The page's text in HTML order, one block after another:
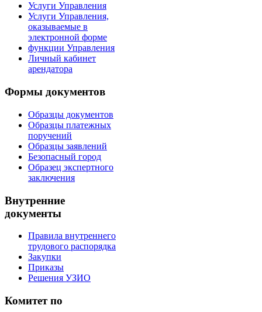
Услуги Управления
Услуги Управления,
оказываемые в
электронной форме
функции Управления
Личный кабинет
арендатора
Формы документов
Образцы документов
Образцы платежных
поручений
Образцы заявлений
Безопасный город
Образец экспертного
заключения
Внутренние
документы
Правила внутреннего
трудового распорядка
Закупки
Приказы
Решения УЗИО
Комитет по